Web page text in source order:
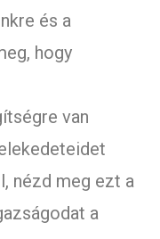
és a
hogy
van
nézd meg ezt a
a